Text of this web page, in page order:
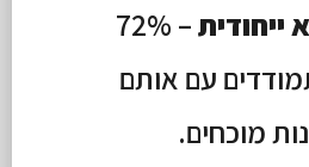
– 72%
עם אותם
מוכחים.